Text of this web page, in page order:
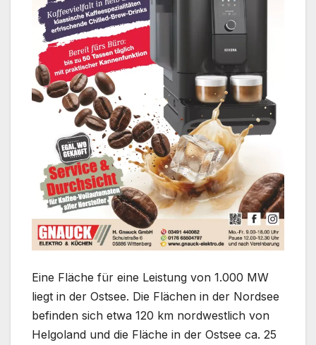
Eine Fläche für eine Leistung von 1.000 MW
liegt in der Ostsee. Die Flächen in der Nordsee
befinden sich etwa 120 km nordwestlich von
Helgoland und die Fläche in der Ostsee ca. 25